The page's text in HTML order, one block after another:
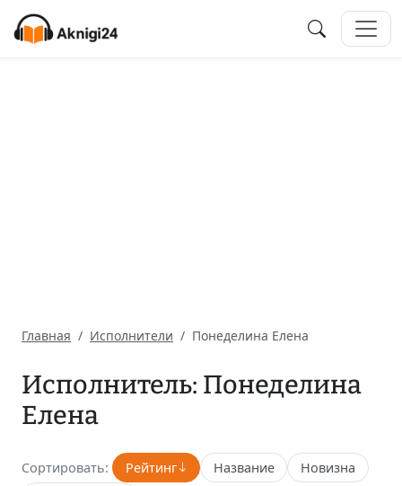
Главная Исполнители Понеделина Елена
Исполнитель: Понеделина
Елена
Сортировать: Рейтинг Название
Новизна